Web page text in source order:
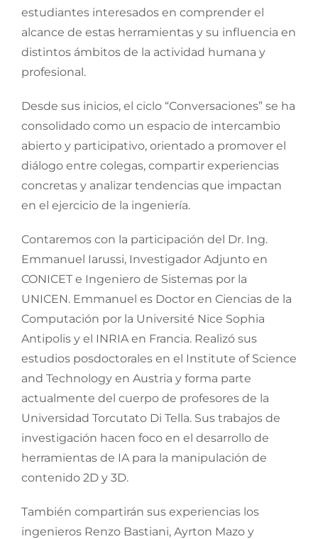
estudiantes interesados en comprender el
alcance de estas herramientas y su influencia en
distintos ámbitos de la actividad humana y
profesional.
Desde sus inicios, el ciclo “Conversaciones” se ha
consolidado como un espacio de intercambio
abierto y participativo, orientado a promover el
diálogo entre colegas, compartir experiencias
concretas y analizar tendencias que impactan
en el ejercicio de la ingeniería.
Contaremos con la participación del Dr. Ing.
Emmanuel Iarussi, Investigador Adjunto en
CONICET e Ingeniero de Sistemas por la
UNICEN. Emmanuel es Doctor en Ciencias de la
Computación por la Université Nice Sophia
Antipolis y el INRIA en Francia. Realizó sus
estudios posdoctorales en el Institute of Science
and Technology en Austria y forma parte
actualmente del cuerpo de profesores de la
Universidad Torcutato Di Tella. Sus trabajos de
investigación hacen foco en el desarrollo de
herramientas de IA para la manipulación de
contenido 2D y 3D.
También compartirán sus experiencias los
ingenieros Renzo Bastiani, Ayrton Mazo y